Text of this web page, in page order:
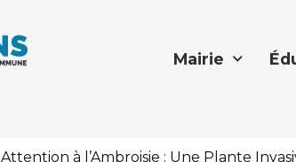
Mairie
Attention à l’Ambroisie : Une Plante